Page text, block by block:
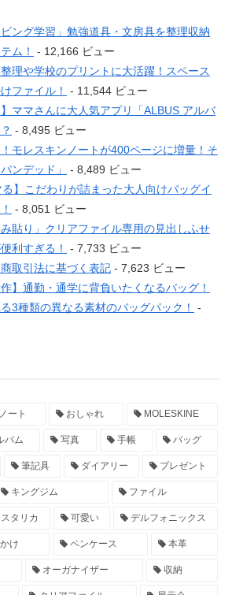
ビング学習」勉強道具・文房具を整理収納
ム！
- 12,166 ビュー
理や学校のプリントに大活躍！スペース
ファイル！
- 11,544 ビュー
】ママさんに大人気アプリ「ALBUS アルバ
- 8,495 ビュー
モレスキンノートが400ページに増量！そ
ンデッド」
- 8,489 ビュー
る】こだわりが詰まった大人向けバッグイ
- 8,051 ビュー
貼り」クリアファイル専用の見出しふせ
利すぎる！
- 7,733 ビュー
取引法に基づく表記 - 7,623 ビュー
作】通勤・通学に背負いたくなるバッグ！
3種類の異なる素材のバッグパック！
-
ート おしゃれ MOLESKINE
バム 写真 手帳 バッグ
筆記具 ダイアリー プレゼント
キングジム ファイル
タリカ 可愛い デルフォニックス
け ペンケース 本革
オーガナイザー 収納